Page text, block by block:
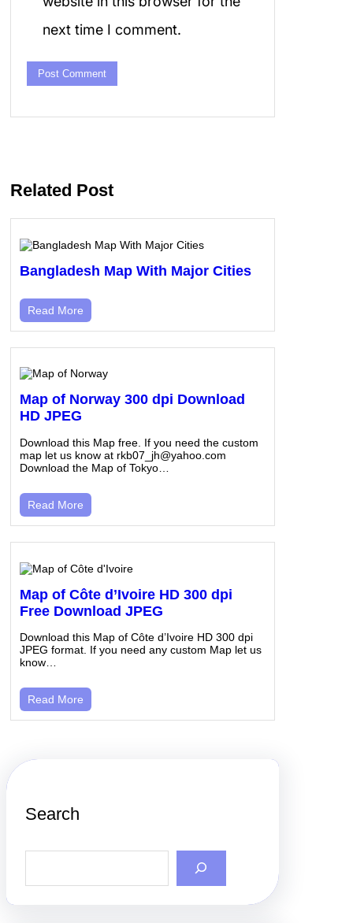
next time I comment.
Related Post
Bangladesh Map With Major Cities
Read More
Map of Norway 300 dpi Download
HD JPEG
Download this Map free. If you need the custom
map let us know at rkb07_jh@yahoo.com
Download the Map of Tokyo…
Read More
Map of Côte d’Ivoire HD 300 dpi
Free Download JPEG
Download this Map of Côte d’Ivoire HD 300 dpi
JPEG format. If you need any custom Map let us
know…
Read More
Search